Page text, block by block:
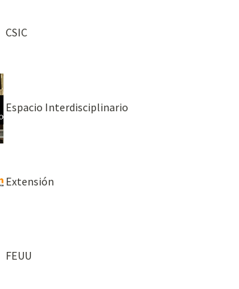
CSIC
Espacio Interdisciplinario
Extensión
FEUU